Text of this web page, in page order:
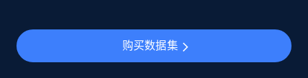
Seller id, URL, Catalog seller id, Seller name, Seller
display name, Seller email, Seller phone, Seller
购买数据集